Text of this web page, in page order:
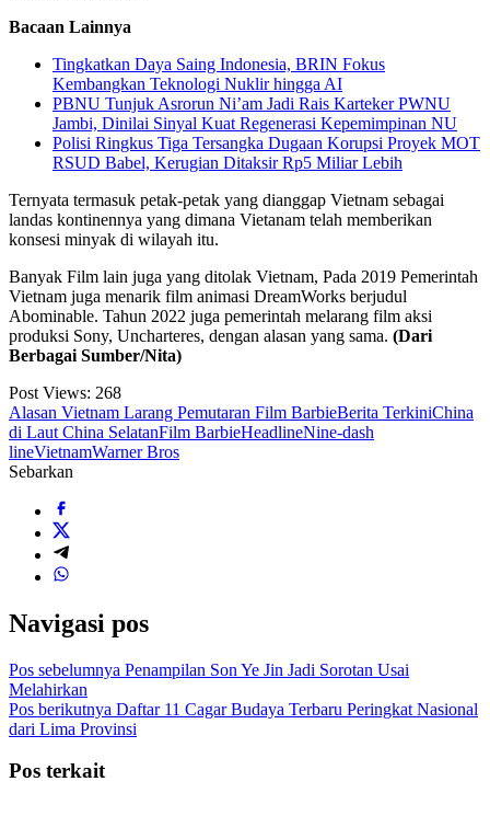
Bacaan Lainnya
Tingkatkan Daya Saing Indonesia, BRIN Fokus
Kembangkan Teknologi Nuklir hingga AI
PBNU Tunjuk Asrorun Ni’am Jadi Rais Karteker PWNU
Jambi, Dinilai Sinyal Kuat Regenerasi Kepemimpinan NU
Polisi Ringkus Tiga Tersangka Dugaan Korupsi Proyek MOT
RSUD Babel, Kerugian Ditaksir Rp5 Miliar Lebih
Ternyata termasuk petak-petak yang dianggap Vietnam sebagai
landas kontinennya yang dimana Vietanam telah memberikan
konsesi minyak di wilayah itu.
Banyak Film lain juga yang ditolak Vietnam, Pada 2019 Pemerintah
Vietnam juga menarik film animasi DreamWorks berjudul
Abominable. Tahun 2022 juga pemerintah melarang film aksi
produksi Sony, Uncharteres, dengan alasan yang sama. (Dari
Berbagai Sumber/Nita)
Post Views: 268
Alasan Vietnam Larang Pemutaran Film BarbieBerita TerkiniChina
di Laut China SelatanFilm BarbieHeadlineNine-dash
lineVietnamWarner Bros
Sebarkan
Navigasi pos
Pos sebelumnya Penampilan Son Ye Jin Jadi Sorotan Usai
Melahirkan
Pos berikutnya Daftar 11 Cagar Budaya Terbaru Peringkat Nasional
dari Lima Provinsi
Pos terkait